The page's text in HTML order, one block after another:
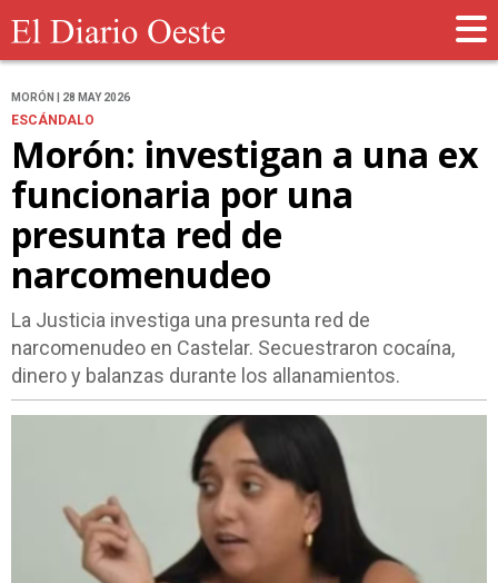
MORÓN | 28 MAY 2026
ESCÁNDALO
Morón: investigan a una ex
funcionaria por una
presunta red de
narcomenudeo
La Justicia investiga una presunta red de
narcomenudeo en Castelar. Secuestraron cocaína,
dinero y balanzas durante los allanamientos.